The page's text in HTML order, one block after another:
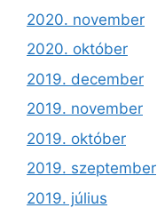
2020. november
2020. október
2019. december
2019. november
2019. október
2019. szeptember
2019. július